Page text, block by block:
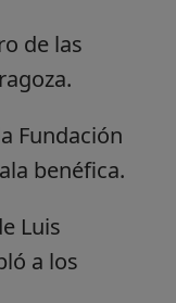
de las
Fundación
benéfica.
Luis
a los